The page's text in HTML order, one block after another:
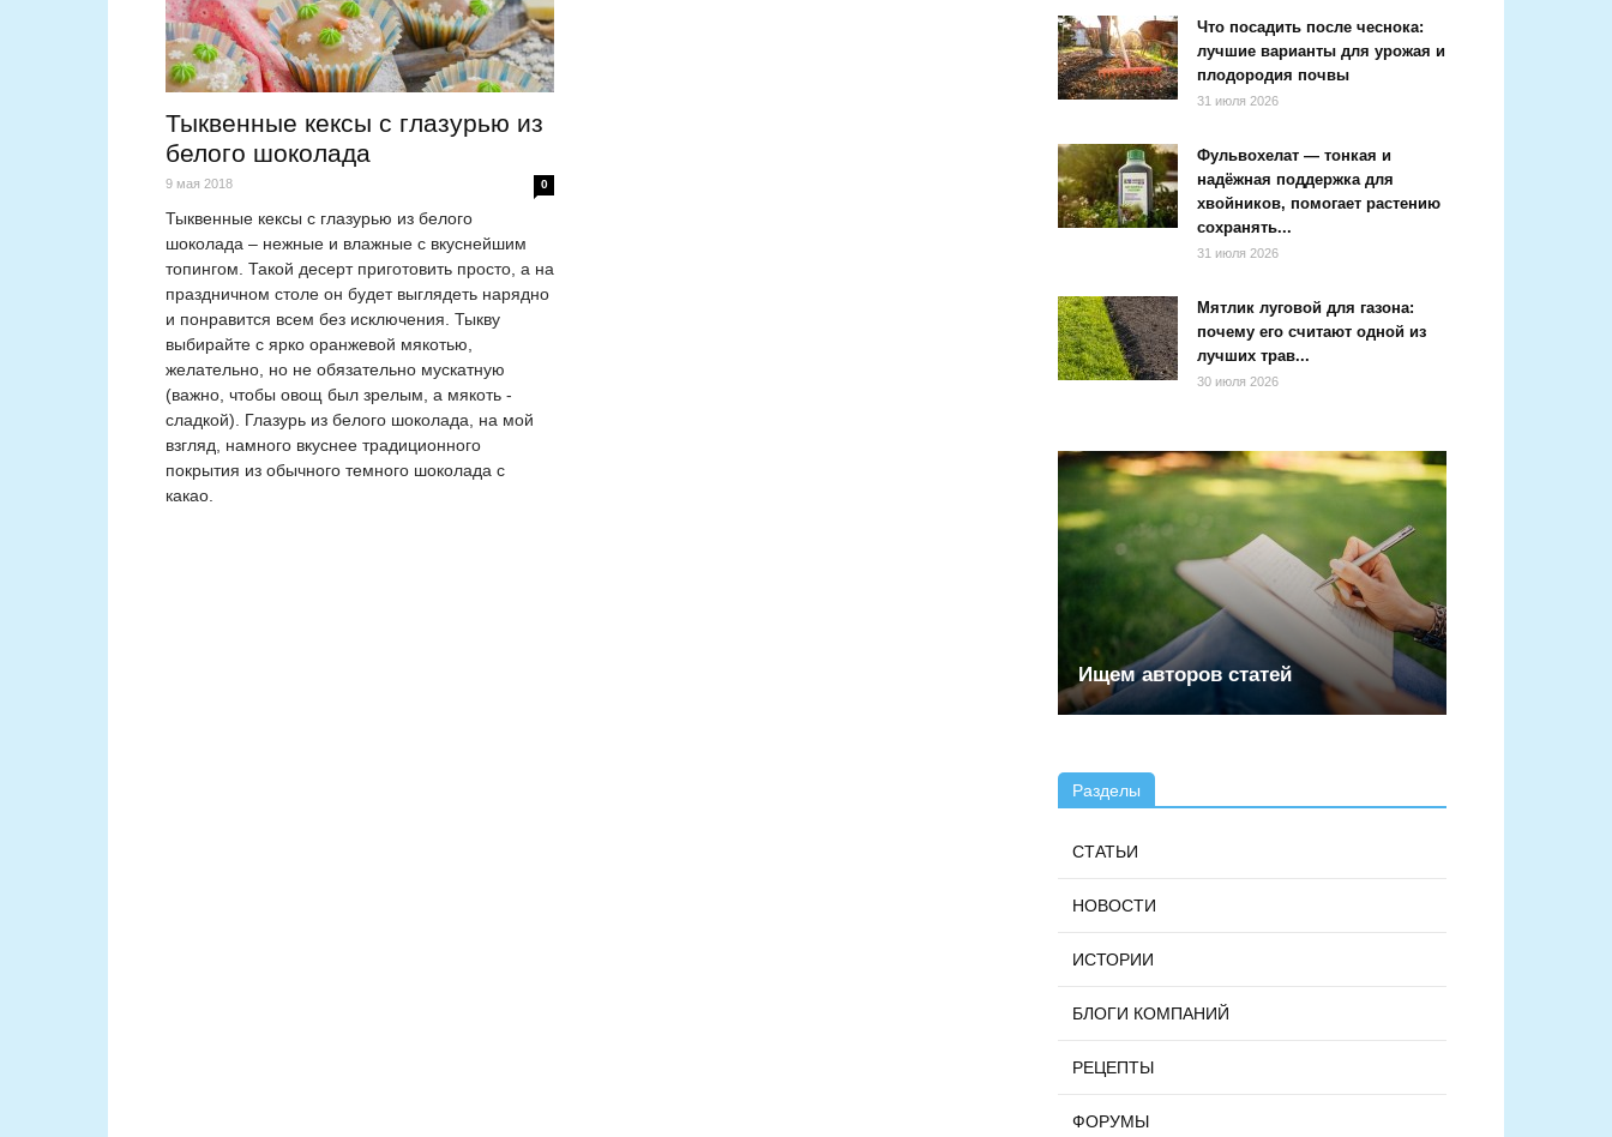
Тыквенные кексы с глазурью из
белого шоколада
9 мая 2018 0
Тыквенные кексы с глазурью из белого
шоколада – нежные и влажные с вкуснейшим
топингом. Такой десерт приготовить просто, а на
праздничном столе он будет выглядеть нарядно
и понравится всем без исключения. Тыкву
выбирайте с ярко оранжевой мякотью,
желательно, но не обязательно мускатную
(важно, чтобы овощ был зрелым, а мякоть -
сладкой). Глазурь из белого шоколада, на мой
взгляд, намного вкуснее традиционного
покрытия из обычного темного шоколада с
какао.
Что посадить после чеснока:
лучшие варианты для урожая и
плодородия почвы
31 июля 2026
Фульвохелат — тонкая и
надёжная поддержка для
хвойников, помогает растению
сохранять...
31 июля 2026
Мятлик луговой для газона:
почему его считают одной из
лучших трав...
30 июля 2026
Ищем авторов статей
Разделы
СТАТЬИ
НОВОСТИ
ИСТОРИИ
БЛОГИ КОМПАНИЙ
РЕЦЕПТЫ
ФОРУМЫ